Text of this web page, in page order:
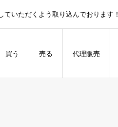
いただくよう取り込んでおります！
買う 売る 代理販売